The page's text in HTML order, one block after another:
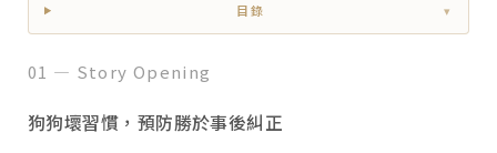
目錄 ▾
01 — Story Opening
狗狗壞習慣，預防勝於事後糾正